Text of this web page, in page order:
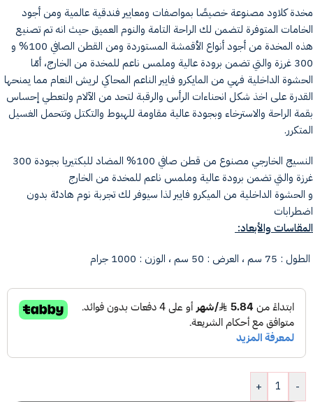
مخدة كلاود مصنوعة خصيصًا بمواصفات ومعايير فندقية عالمية ومن أجود
الخامات المتوفرة لتضمن لك الراحة التامة والنوم العميق حيث انه تم تصنيع
هذه المخدة من أجود أنواع الأقمشة المستوردة ومن القطن الصافي 100% و
300 غرزة والتي تضمن برودة عالية وملمس ناعم للمخدة من الخارج، أمّا
الحشوة الداخلية فهي من المايكرو فايبر الناعم المحاكي لريش النعام مما يمنحها
القدرة على اخذ شكل انحناءات الرأس والرقبة لتحد من الآلام ولتعطي إحساس
بقمة الراحة والاسترخاء وبجودة عالية مقاومة للهبوط والتكتل وتتحمل الغسيل
المتكرر.
النسيج الخارجي مصنوع من قطن صافي 100% المضاد للبكتيريا بجودة 300
غرزة والتي تضمن برودة عالية وملمس ناعم للمخدة من الخارج
و الحشوة الداخلية من الميكرو فايبر لذا سيوفر لك تجربة نوم هادئة بدون
اضطرابات
المقاسات والأبعاد:
الطول : 75 سم ، العرض : 50 سم ، الوزن : 1000 جرام
-
+